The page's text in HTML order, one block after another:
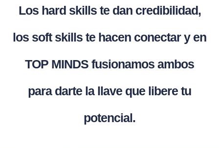
Los hard skills te dan credibilidad,
los soft skills te hacen conectar y en
TOP MINDS fusionamos ambos
para darte la llave que libere tu
potencial.